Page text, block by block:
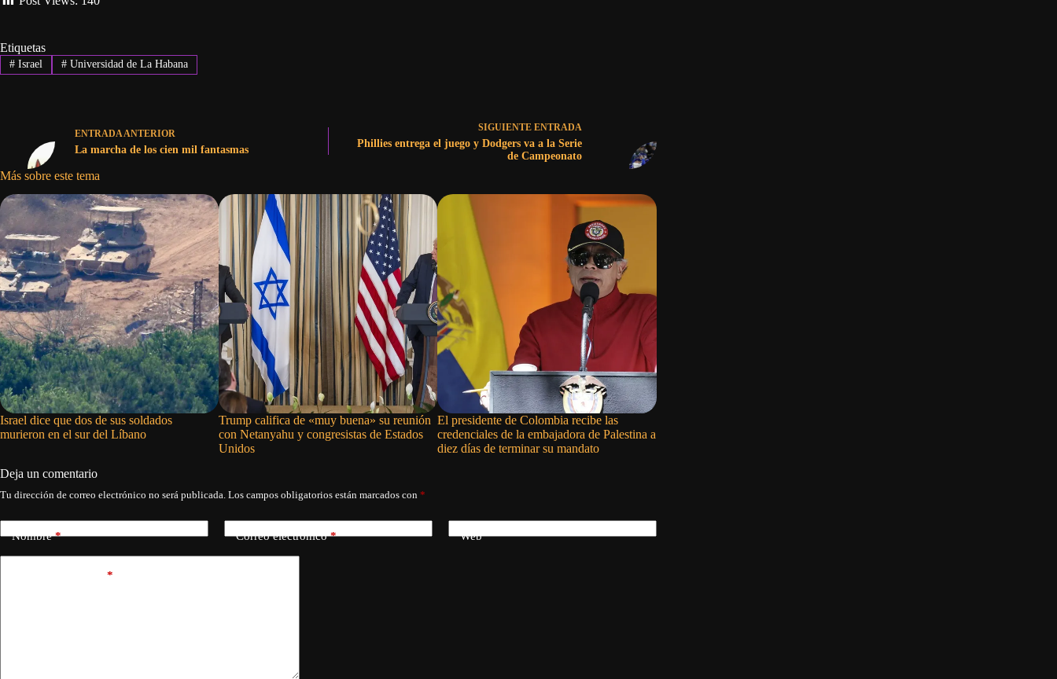
Etiquetas
#Israel #Universidad de La Habana
ENTRADAANTERIOR
La marcha de los cien mil fantasmas
SIGUIENTE ENTRADA
Phillies entrega el juego y Dodgers va a la Serie
de Campeonato
Más sobre este tema
Israel dice que dos de sus soldados
murieron en el sur del Líbano
Trump califica de «muy buena» su reunión
con Netanyahu y congresistas de Estados
Unidos
El presidente de Colombia recibe las
credenciales de la embajadora de Palestina a
diez días de terminar su mandato
Deja un comentario
Tu dirección de correo electrónico no será publicada. Los campos obligatorios están marcados con *
Nombre* Correo electrónico* Web
*